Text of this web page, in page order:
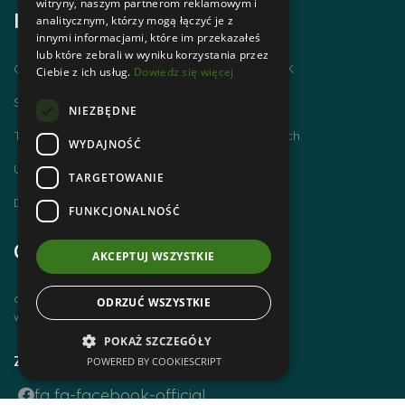
Informacje
Chodzimy po górach i zdobywamy GOT PTTK
Szlaki Tatr Polskich
Tatrzańskie Centrum Szlaków Transgranicznych
Ubezpieczenie NNW dla członków PTTK
Dworzec Tatrzański
Godziny otwarcia
czynne od poniedziałku do piątku
w godz. 8 00 – 14 00
Zobacz również
fa fa-facebook-official
witryny, naszym partnerom reklamowym i
analitycznym, którzy mogą łączyć je z
innymi informacjami, które im przekazałeś
lub które zebrali w wyniku korzystania przez
Ciebie z ich usług. Dowiedz się więcej
NIEZBĘDNE
WYDAJNOŚĆ
TARGETOWANIE
FUNKCJONALNOŚĆ
AKCEPTUJ WSZYSTKIE
ODRZUĆ WSZYSTKIE
POKAŻ SZCZEGÓŁY
POWERED BY COOKIESCRIPT